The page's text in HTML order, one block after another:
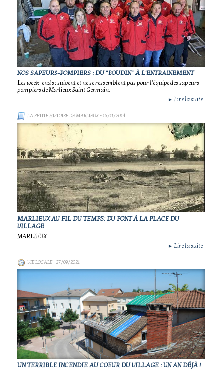
NOS SAPEURS-POMPIERS : DU "BOUDIN" À L'ENTRAINEMENT
Les week-end se suivent et ne se ressemblent pas pour l'équipe des sapeurs
pompiers de Marlieux Saint Germain.
► Lire la suite
LA PETITE HISTOIRE DE MARLIEUX- 16/11/2014
MARLIEUX AU FIL DU TEMPS: DU PONT À LA PLACE DU
VILLAGE
MARLIEUX.
► Lire la suite
VIE LOCALE- 27/09/2021
UN TERRIBLE INCENDIE AU COEUR DU VILLAGE : UN AN DÉJÀ !